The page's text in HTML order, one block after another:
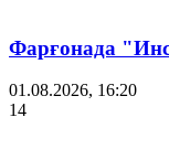
Фарғонада
01.08.2026, 16:20
14